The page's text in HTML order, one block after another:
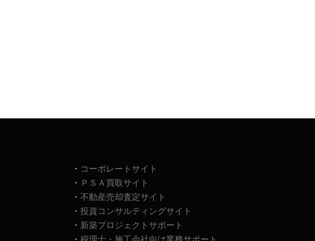
・ コーポレートサイト
・ ＰＳＡ買取サイト
・ 不動産売却査定サイト
・ 投資コンサルティングサイト
・ 新築プロジェクトサポート